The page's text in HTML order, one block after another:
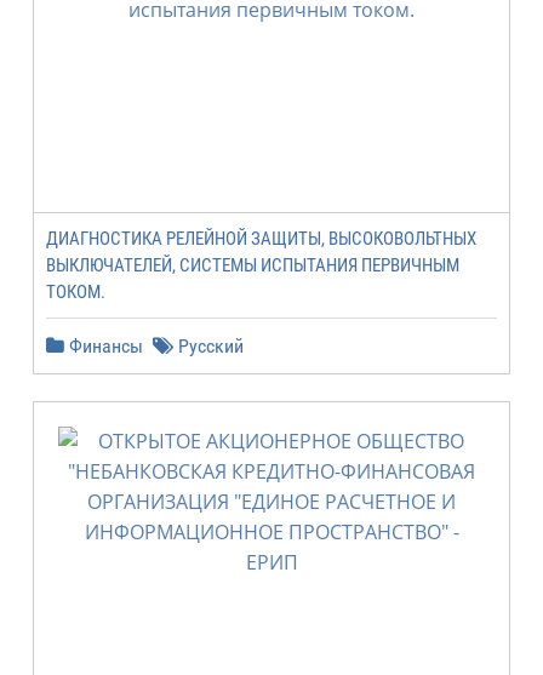
ДИАГНОСТИКА РЕЛЕЙНОЙ ЗАЩИТЫ, ВЫСОКОВОЛЬТНЫХ
ВЫКЛЮЧАТЕЛЕЙ, СИСТЕМЫ ИСПЫТАНИЯ ПЕРВИЧНЫМ
ТОКОМ.
Финансы Русский